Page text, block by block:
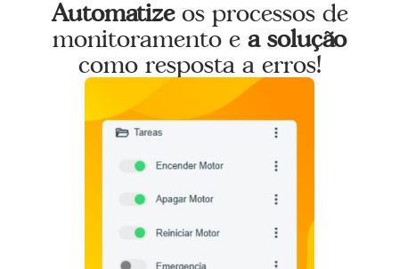
Benefícios
Automatizeos processos de
monitoramento ea solução
como resposta a erros!